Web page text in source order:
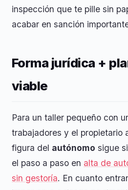
inspección que te pille sin
acabar en sanción
Forma jurídica +
viable
Para un taller pequeño con
trabajadores y el propietario
figura del autónomo sigue
el paso a paso en alta de
sin gestoría. En cuanto